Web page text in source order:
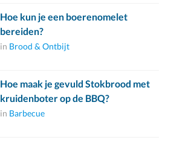
Hoe kun je een boerenomelet
bereiden?
in Brood & Ontbijt
Hoe maak je gevuld Stokbrood met
kruidenboter op de BBQ?
in Barbecue